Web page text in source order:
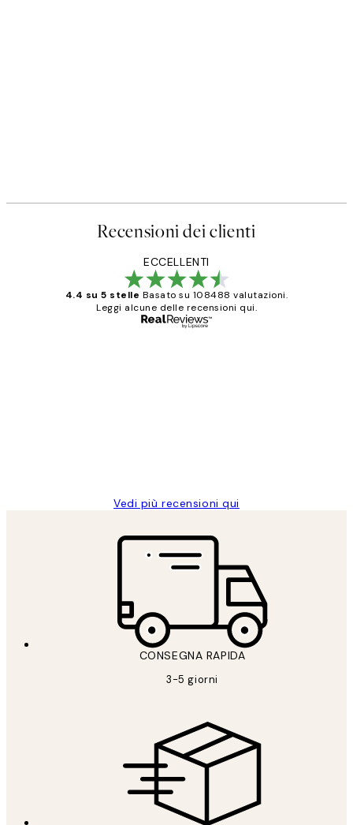
Recensioni dei clienti
ECCELLENTI
4.4 su 5 stelle Basato su 108488 valutazioni.
Leggi alcune delle recensioni qui.
Vedi più recensioni qui
CONSEGNA RAPIDA
3-5 giorni